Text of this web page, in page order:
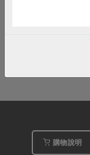
購物說明